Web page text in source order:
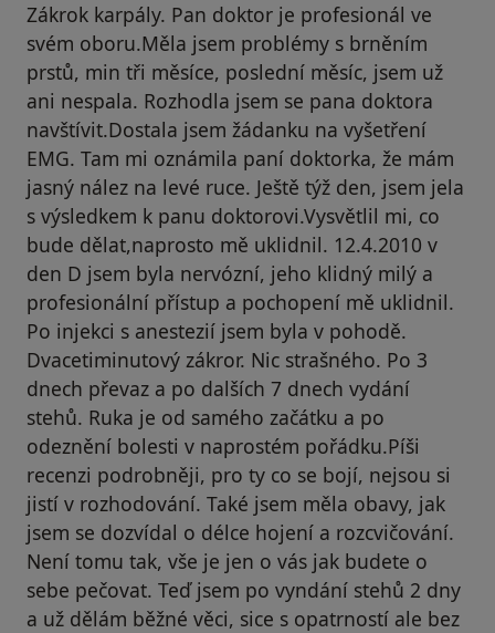
Zákrok karpály. Pan doktor je profesionál ve
svém oboru.Měla jsem problémy s brněním
prstů, min tři měsíce, poslední měsíc, jsem už
ani nespala. Rozhodla jsem se pana doktora
navštívit.Dostala jsem žádanku na vyšetření
EMG. Tam mi oznámila paní doktorka, že mám
jasný nález na levé ruce. Ještě týž den, jsem jela
s výsledkem k panu doktorovi.Vysvětlil mi, co
bude dělat,naprosto mě uklidnil. 12.4.2010 v
den D jsem byla nervózní, jeho klidný milý a
profesionální přístup a pochopení mě uklidnil.
Po injekci s anestezií jsem byla v pohodě.
Dvacetiminutový zákror. Nic strašného. Po 3
dnech převaz a po dalších 7 dnech vydání
stehů. Ruka je od samého začátku a po
odeznění bolesti v naprostém pořádku.Píši
recenzi podrobněji, pro ty co se bojí, nejsou si
jistí v rozhodování. Také jsem měla obavy, jak
jsem se dozvídal o délce hojení a rozcvičování.
Není tomu tak, vše je jen o vás jak budete o
sebe pečovat. Teď jsem po vyndání stehů 2 dny
a už dělám běžné věci, sice s opatrností ale bez